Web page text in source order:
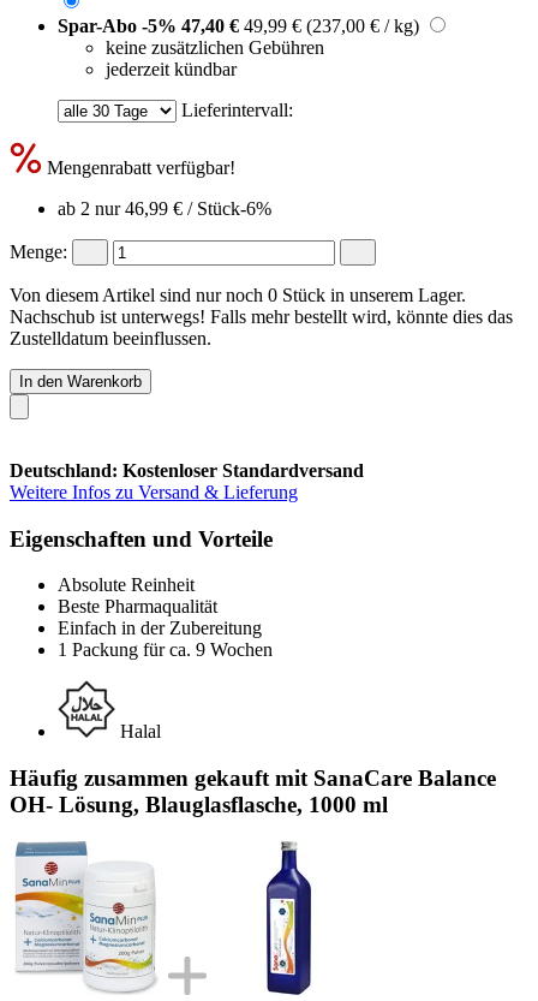
Spar-Abo -5% 47,40 € 49,99 € (237,00 € / kg)
keine zusätzlichen Gebühren
jederzeit kündbar
Lieferintervall:
Mengenrabatt verfügbar!
ab 2 nur46,99 € / Stück-6%
Menge:
Von diesem Artikel sind nur noch 0 Stück in unserem Lager.
Nachschub ist unterwegs! Falls mehr bestellt wird, könnte dies das
Zustelldatum beeinflussen.
In den Warenkorb
Deutschland: Kostenloser Standardversand
Weitere Infos zu Versand & Lieferung
Eigenschaften und Vorteile
Absolute Reinheit
Beste Pharmaqualität
Einfach in der Zubereitung
1 Packung für ca. 9 Wochen
Halal
Häufig zusammen gekauft mit SanaCare Balance
OH- Lösung, Blauglasflasche, 1000 ml